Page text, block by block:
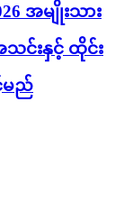
အမျိုးသား
င်းနှင့် ထိုင်း
မည်